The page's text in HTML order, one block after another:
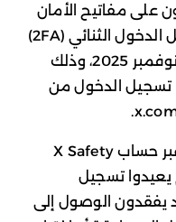
على مفاتيح الأمان
hardware security keys لتسجيل الدخول الثنائي (2FA)
بإعادة تسجيل مفاتيحهم قبل 10 نوفمبر 2025، وذلك
تسجيل الدخول من
وأوضحت الشركة في بيان نشرته عبر حساب X Safety
يعيدوا تسجيل
يفقدون الوصول إلى